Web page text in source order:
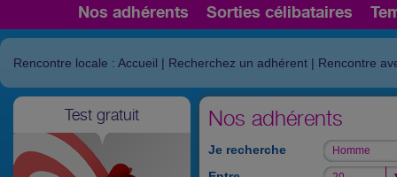
Nos adhérents Sorties célibataires
Rencontre locale : Accueil | Recherchez un adhérent | Rencontre
Test gratuit Nos adhérents
Je recherche Homme
Homme